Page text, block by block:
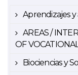
Aprendizajes
AREAS /
OF VOCATIONAL
Biociencias y